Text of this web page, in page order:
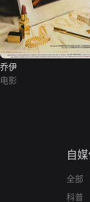
乔伊
电影
自
全部
科普